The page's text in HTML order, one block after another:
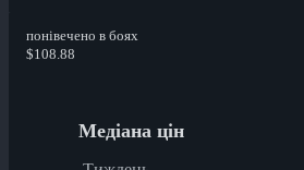
понівечено в боях
$108.88
Медіана цін